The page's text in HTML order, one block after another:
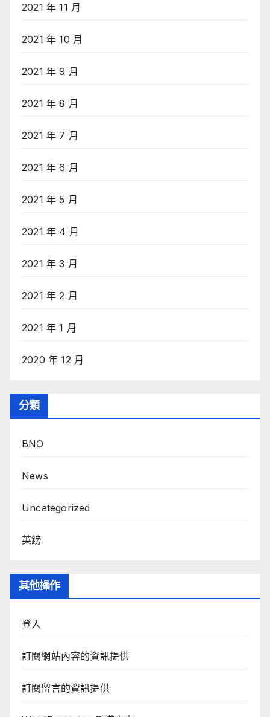
2021 年 11 月
2021 年 10 月
2021 年 9 月
2021 年 8 月
2021 年 7 月
2021 年 6 月
2021 年 5 月
2021 年 4 月
2021 年 3 月
2021 年 2 月
2021 年 1 月
2020 年 12 月
分類
BNO
News
Uncategorized
英鎊
其他操作
登入
訂閱網站內容的資訊提供
訂閱留言的資訊提供